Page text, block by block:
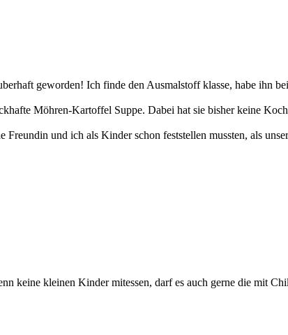
geworden! Ich finde den Ausmalstoff klasse, habe ihn
Möhren-Kartoffel Suppe. Dabei hat sie bisher keine
und ich als Kinder schon feststellen mussten, als
keine kleinen Kinder mitessen, darf es auch gerne die mit